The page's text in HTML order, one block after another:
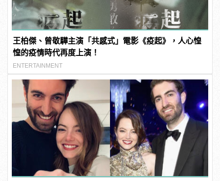
王柏傑、曾敬驊主演「共感式」電影《疫起》，人心惶
惶的疫情時代再度上演！
ENTERTAINMENT